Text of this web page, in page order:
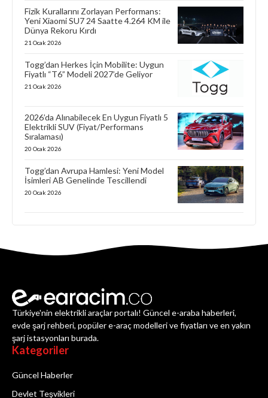
Fizik Kurallarını Zorlayan Performans:
Yeni Xiaomi SU7 24 Saatte 4.264 KM ile
Dünya Rekoru Kırdı
21 Ocak 2026
Togg’dan Herkes İçin Mobilite: Uygun
Fiyatlı “T6” Modeli 2027’de Geliyor
21 Ocak 2026
2026’da Alınabilecek En Uygun Fiyatlı 5
Elektrikli SUV (Fiyat/Performans
Sıralaması)
20 Ocak 2026
Togg’dan Avrupa Hamlesi: Yeni Model
İsimleri AB Genelinde Tescillendi
20 Ocak 2026
Türkiye'nin elektrikli araçlar portalı! Güncel e-araba haberleri,
evde şarj rehberi, popüler e-araç modelleri ve fiyatları ve en yakın
şarj istasyonları burada.
Kategoriler
Güncel Haberler
Devlet Teşvikleri